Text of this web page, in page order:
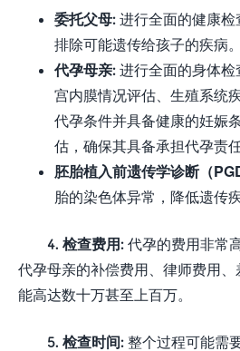
委托父母: 进行全面的健康检
排除可能遗传给孩子的疾病。
代孕母亲: 进行全面的身体
宫内膜情况评估、生殖系统
代孕条件并具备健康的妊娠
估，确保其具备承担代孕责
胚胎植入前遗传学诊断（
胎的染色体异常，降低遗传
4. 检查费用: 代孕的费用非常
代孕母亲的补偿费用、律师费用
能高达数十万甚至上百万。
5. 检查时间: 整个过程可能需